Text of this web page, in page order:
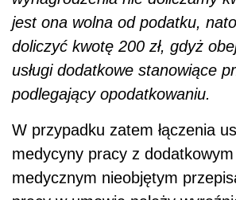
jest ona wolna od podatku,
doliczyć kwotę 200 zł, gdyż
usługi dodatkowe stanowiące
podlegający opodatkowaniu.
W przypadku zatem łączenia
medycyny pracy z
medycznym nieobjętym